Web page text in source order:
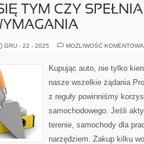
TYM CZY
GRU - 22 - 2025 MOŻLIWOŚĆ
Kupując auto, nie tylko
nasze wszelkie żądania
z reguły powinniśmy
samochodowego. Jeśli
terenie, samochody dla
narzędziem. Zakup kilku